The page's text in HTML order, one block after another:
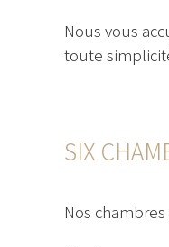
Nous vous
toute
SIX
Nos